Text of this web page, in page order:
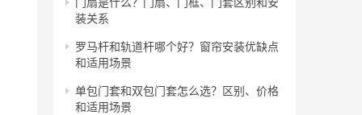
装关系
罗马杆和轨道杆哪个好？窗帘安装优缺点
和适用场景
单包门套和双包门套怎么选？区别、价格
和适用场景